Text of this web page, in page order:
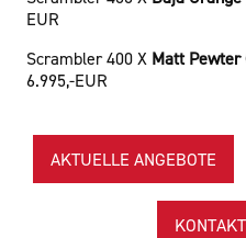
EUR
Scrambler 400 X Matt
6.995,-EUR
AKTUELLE ANGEBOTE